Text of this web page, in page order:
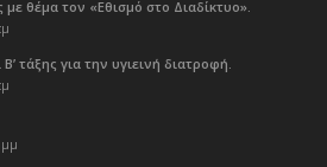
θέμα τον «Εθισμό στο Διαδίκτυο».
τάξης για την υγιεινή διατροφή.